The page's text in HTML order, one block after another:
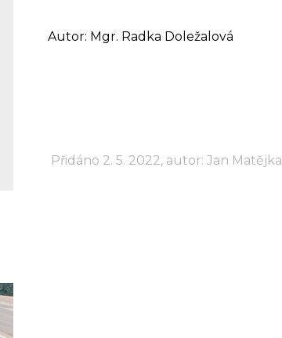
Autor: Mgr. Radka Doležalová
Přidáno 2. 5. 2022, autor: Jan Matějka